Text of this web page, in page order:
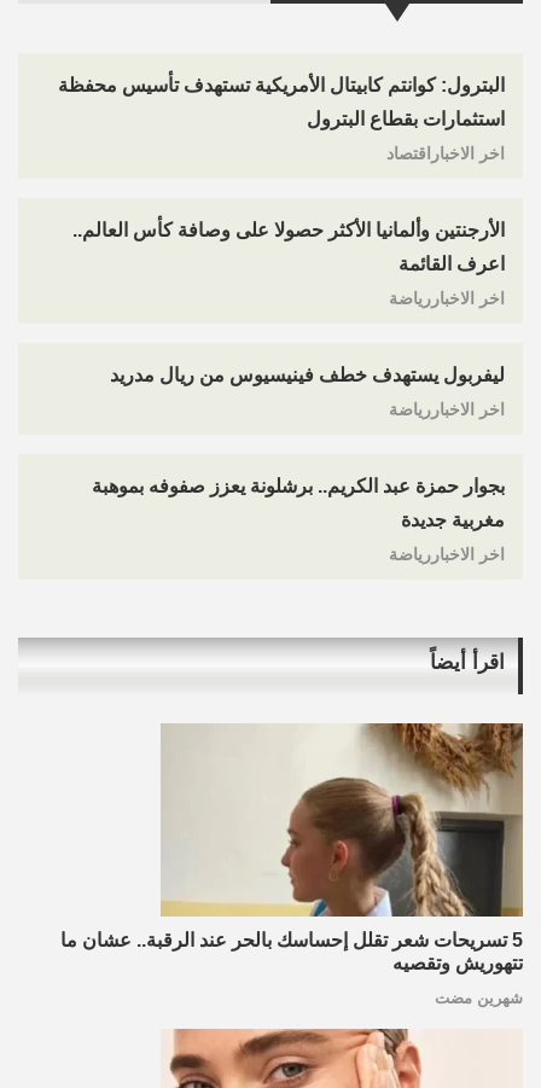
البترول: كوانتم كابيتال الأمريكية تستهدف تأسيس محفظة
استثمارات بقطاع البترول
اخر الاخباراقتصاد
الأرجنتين وألمانيا الأكثر حصولا على وصافة كأس العالم..
اعرف القائمة
اخر الاخباررياضة
ليفربول يستهدف خطف فينيسيوس من ريال مدريد
اخر الاخباررياضة
بجوار حمزة عبد الكريم.. برشلونة يعزز صفوفه بموهبة
مغربية جديدة
اخر الاخباررياضة
اقرأ أيضاً
5 تسريحات شعر تقلل إحساسك بالحر عند الرقبة.. عشان ما
تتهوريش وتقصيه
شهرين مضت